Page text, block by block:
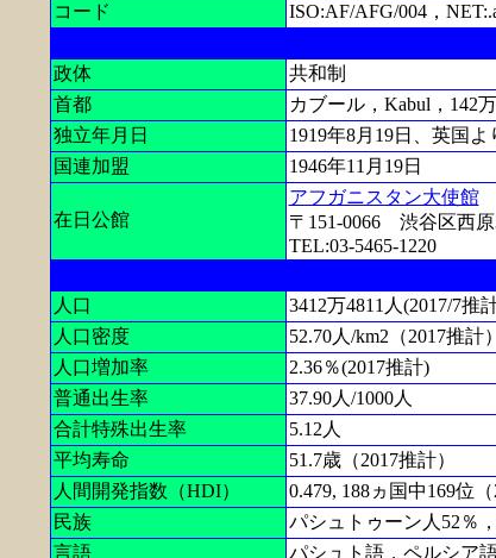
コード
ISO:AF/AFG/004，
政体
共和制
首都
カブール，Kabul，142万
独立年月日
1919年8月19日、英国よ
国連加盟
1946年11月19日
在日公館
アフガニスタン大使館
〒151-0066 渋谷区西
TEL:03-5465-1220
人口
3412万4811人(2017/7推
人口密度
52.70人/km2（2017推計）
人口増加率
2.36％(2017推計)
普通出生率
37.90人/1000人
合計特殊出生率
5.12人
平均寿命
51.7歳（2017推計）
人間開発指数（HDI）
0.479, 188ヵ国中169位（
民族
パシュトゥーン人52％
言語
パシュト語，ペルシア